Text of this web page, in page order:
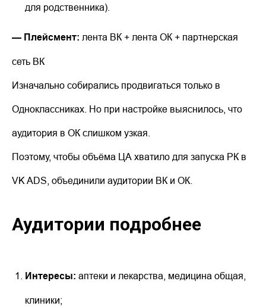
для родственника).
— Плейсмент: лента ВК + лента ОК + партнерская
сеть ВК
Изначально собирались продвигаться только в
Одноклассниках. Но при настройке выяснилось, что
аудитория в ОК слишком узкая.
Поэтому, чтобы объёма ЦА хватило для запуска РК в
VK ADS, объединили аудитории ВК и ОК.
Аудитории подробнее
Интересы: аптеки и лекарства, медицина общая,
клиники;